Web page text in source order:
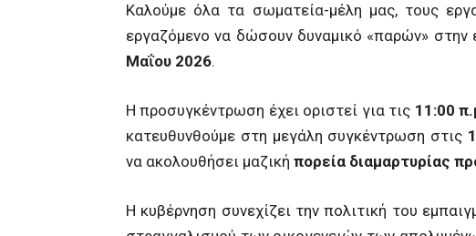
Καλούμε όλα τα σωματεία-μέλη μας, τους
εργαζόμενο να δώσουν δυναμικό «παρών» στην
Μαΐου 2026.
Η προσυγκέντρωση έχει οριστεί για τις 11:00
κατευθυνθούμε στη μεγάλη συγκέντρωση στις
να ακολουθήσει μαζική πορεία διαμαρτυρίας
Η κυβέρνηση συνεχίζει την πολιτική του